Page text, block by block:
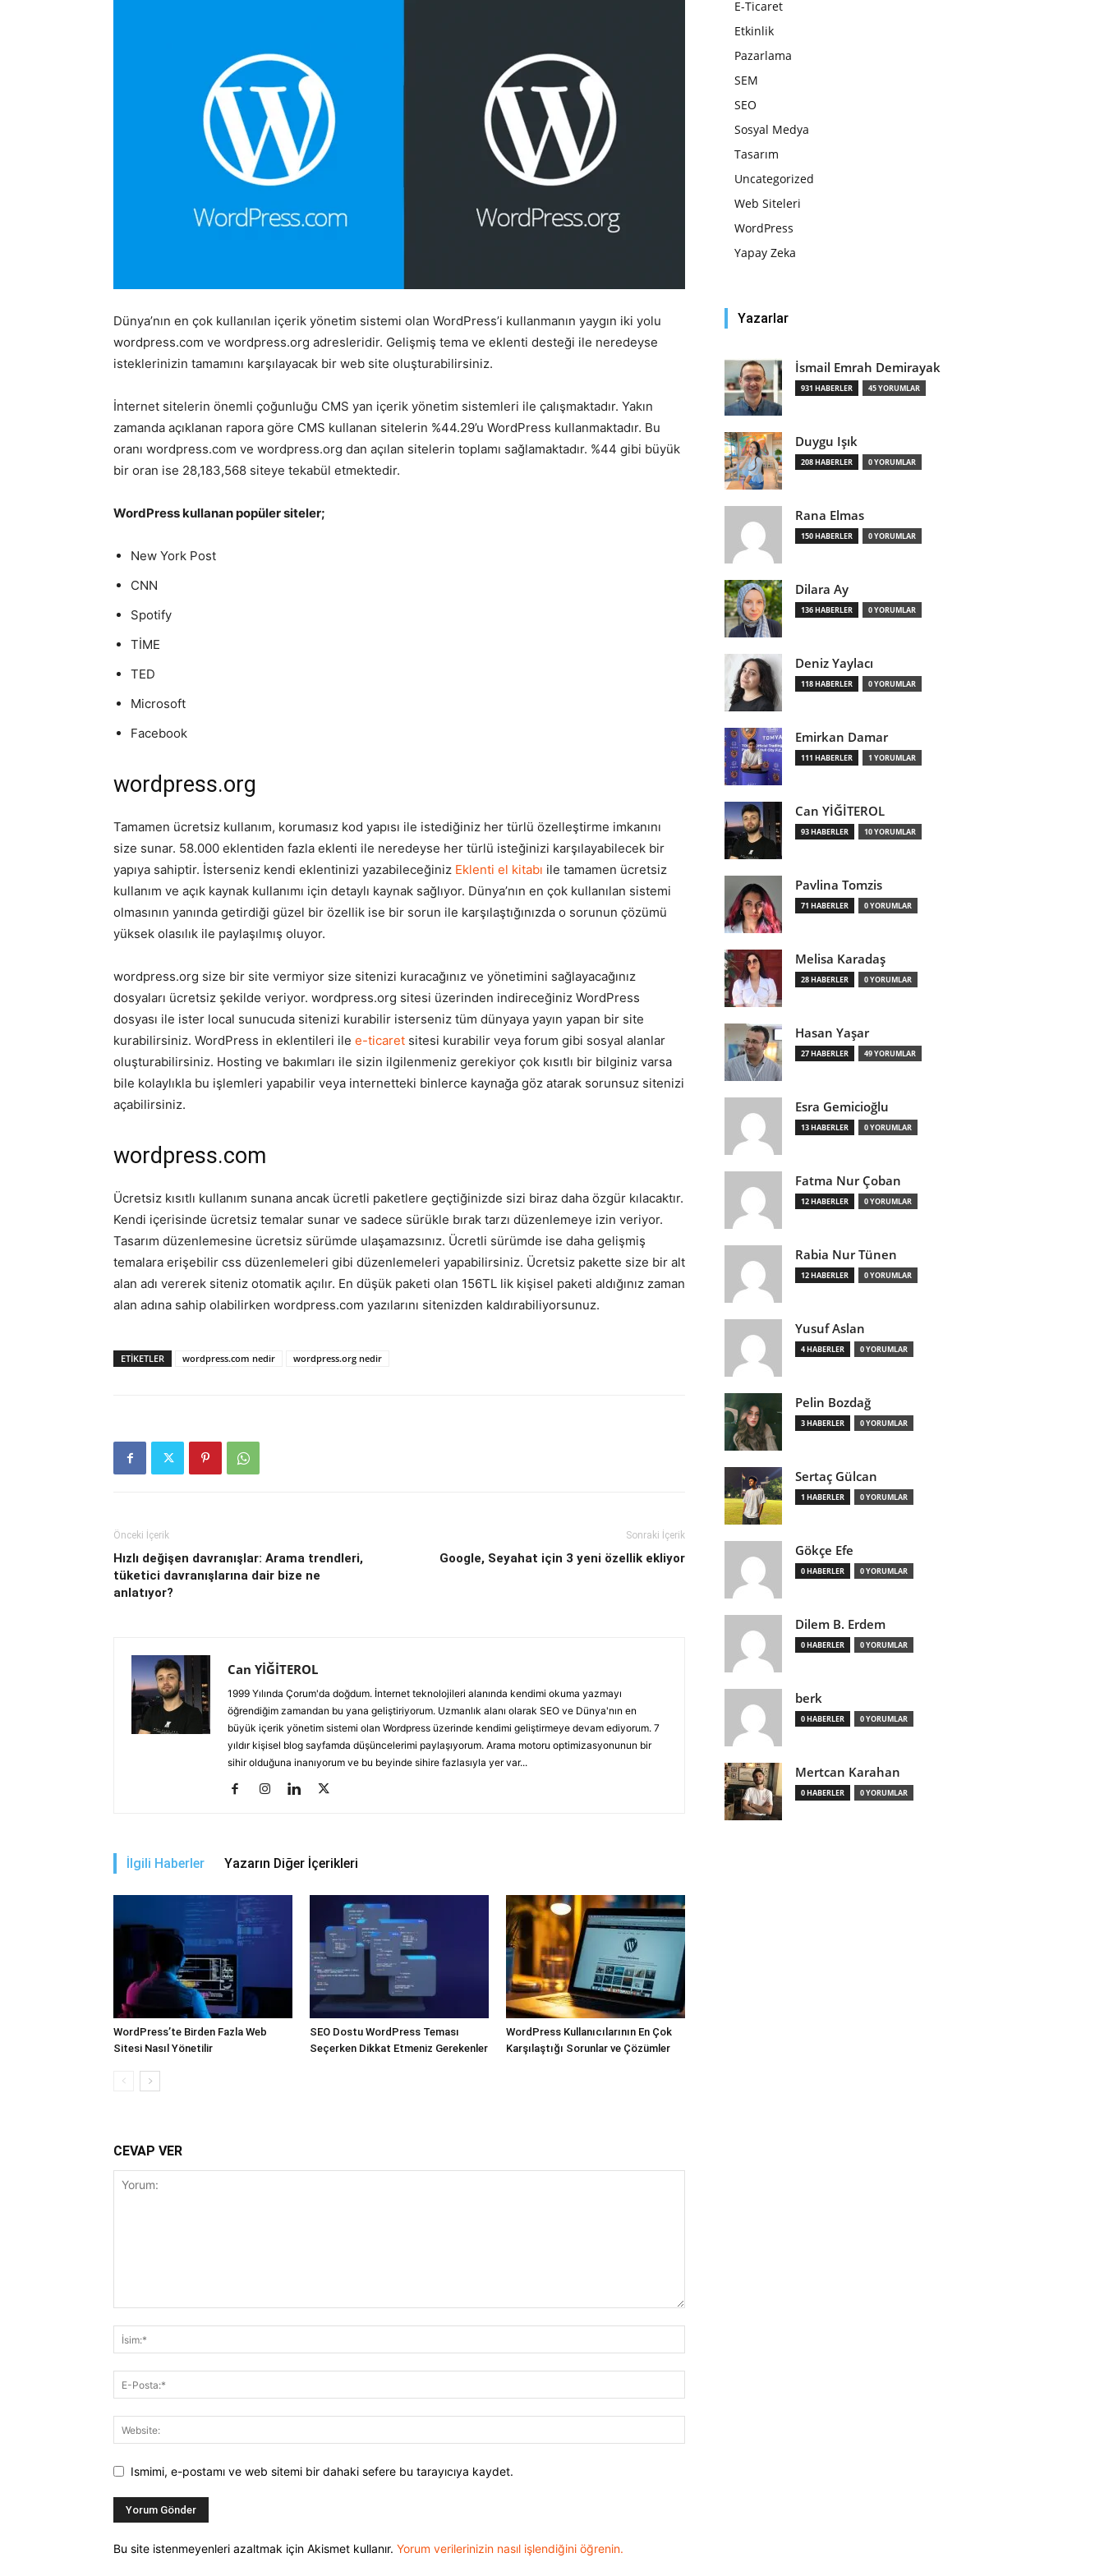
ve
Pazarlaması
–
SEO,
UI/UX
Dünya’nın en çok kullanılan içerik yönetim sistemi olan WordPress’i kullanmanın yaygın iki yolu
wordpress.com ve wordpress.org adresleridir. Gelişmiş tema ve eklenti desteği ile neredeyse
isteklerinizin tamamını karşılayacak bir web site oluşturabilirsiniz.
İnternet sitelerin önemli çoğunluğu CMS yan içerik yönetim sistemleri ile çalışmaktadır. Yakın
zamanda açıklanan rapora göre CMS kullanan sitelerin %44.29’u WordPress kullanmaktadır. Bu
oranı wordpress.com ve wordpress.org dan açılan sitelerin toplamı sağlamaktadır. %44 gibi büyük
bir oran ise 28,183,568 siteye tekabül etmektedir.
WordPress kullanan popüler siteler;
New York Post
CNN
Spotify
TİME
TED
Microsoft
Facebook
wordpress.org
Tamamen ücretsiz kullanım, korumasız kod yapısı ile istediğiniz her türlü özelleştirme imkanını
size sunar. 58.000 eklentiden fazla eklenti ile neredeyse her türlü isteğinizi karşılayabilecek bir
yapıya sahiptir. İsterseniz kendi eklentinizi yazabileceğiniz Eklenti el kitabı ile tamamen ücretsiz
kullanım ve açık kaynak kullanımı için detaylı kaynak sağlıyor. Dünya’nın en çok kullanılan sistemi
olmasının yanında getirdiği güzel bir özellik ise bir sorun ile karşılaştığınızda o sorunun çözümü
yüksek olasılık ile paylaşılmış oluyor.
wordpress.org size bir site vermiyor size sitenizi kuracağınız ve yönetimini sağlayacağınız
dosyaları ücretsiz şekilde veriyor. wordpress.org sitesi üzerinden indireceğiniz WordPress
dosyası ile ister local sunucuda sitenizi kurabilir isterseniz tüm dünyaya yayın yapan bir site
kurabilirsiniz. WordPress in eklentileri ile e-ticaret sitesi kurabilir veya forum gibi sosyal alanlar
oluşturabilirsiniz. Hosting ve bakımları ile sizin ilgilenmeniz gerekiyor çok kısıtlı bir bilginiz varsa
bile kolaylıkla bu işlemleri yapabilir veya internetteki binlerce kaynağa göz atarak sorunsuz sitenizi
açabilirsiniz.
wordpress.com
Ücretsiz kısıtlı kullanım sunana ancak ücretli paketlere geçtiğinizde sizi biraz daha özgür kılacaktır.
Kendi içerisinde ücretsiz temalar sunar ve sadece sürükle bırak tarzı düzenlemeye izin veriyor.
Tasarım düzenlemesine ücretsiz sürümde ulaşamazsınız. Ücretli sürümde ise daha gelişmiş
temalara erişebilir css düzenlemeleri gibi düzenlemeleri yapabilirsiniz. Ücretsiz pakette size bir alt
alan adı vererek siteniz otomatik açılır. En düşük paketi olan 156TL lik kişisel paketi aldığınız zaman
alan adına sahip olabilirken wordpress.com yazılarını sitenizden kaldırabiliyorsunuz.
ETIKETLER wordpress.com nedir wordpress.org nedir
Önceki İçerik
Hızlı değişen davranışlar: Arama trendleri,
tüketici davranışlarına dair bize ne
anlatıyor?
Sonraki İçerik
Google, Seyahat için 3 yeni özellik ekliyor
Can YİĞİTEROL
1999 Yılında Çorum'da doğdum. İnternet teknolojileri alanında kendimi okuma yazmayı
öğrendiğim zamandan bu yana geliştiriyorum. Uzmanlık alanı olarak SEO ve Dünya'nın en
büyük içerik yönetim sistemi olan Wordpress üzerinde kendimi geliştirmeye devam ediyorum. 7
yıldır kişisel blog sayfamda düşüncelerimi paylaşıyorum. Arama motoru optimizasyonunun bir
sihir olduğuna inanıyorum ve bu beyinde sihire fazlasıyla yer var...
İlgili Haberler Yazarın Diğer İçerikleri
WordPress’te Birden Fazla Web
Sitesi Nasıl Yönetilir
SEO Dostu WordPress Teması
Seçerken Dikkat Etmeniz Gerekenler
WordPress Kullanıcılarının En Çok
Karşılaştığı Sorunlar ve Çözümler
CEVAP VER
Ismimi, e-postamı ve web sitemi bir dahaki sefere bu tarayıcıya kaydet.
Bu site istenmeyenleri azaltmak için Akismet kullanır. Yorum verilerinizin nasıl işlendiğini öğrenin.
E-Ticaret
Etkinlik
Pazarlama
SEM
SEO
Sosyal Medya
Tasarım
Uncategorized
Web Siteleri
WordPress
Yapay Zeka
Yazarlar
İsmail Emrah Demirayak
931 HABERLER 45 YORUMLAR
Duygu Işık
208 HABERLER 0 YORUMLAR
Rana Elmas
150 HABERLER 0 YORUMLAR
Dilara Ay
136 HABERLER 0 YORUMLAR
Deniz Yaylacı
118 HABERLER 0 YORUMLAR
Emirkan Damar
111 HABERLER 1 YORUMLAR
Can YİĞİTEROL
93 HABERLER 10 YORUMLAR
Pavlina Tomzis
71 HABERLER 0 YORUMLAR
Melisa Karadaş
28 HABERLER 0 YORUMLAR
Hasan Yaşar
27 HABERLER 49 YORUMLAR
Esra Gemicioğlu
13 HABERLER 0 YORUMLAR
Fatma Nur Çoban
12 HABERLER 0 YORUMLAR
Rabia Nur Tünen
12 HABERLER 0 YORUMLAR
Yusuf Aslan
4 HABERLER 0 YORUMLAR
Pelin Bozdağ
3 HABERLER 0 YORUMLAR
Sertaç Gülcan
1 HABERLER 0 YORUMLAR
Gökçe Efe
0 HABERLER 0 YORUMLAR
Dilem B. Erdem
0 HABERLER 0 YORUMLAR
berk
0 HABERLER 0 YORUMLAR
Mertcan Karahan
0 HABERLER 0 YORUMLAR